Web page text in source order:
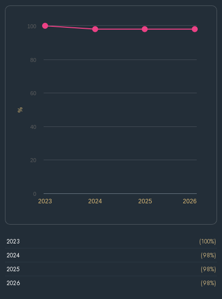
%
2024 2026
2023 2025
0
20
40
60
80
100
2023
(100%)
2024
(98%)
2025
(98%)
2026
(98%)